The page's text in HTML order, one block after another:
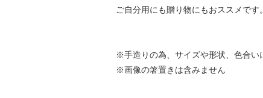
ご自分用にも贈り物にもおススメです。
※手造りの為、サイズや形状、色合い
※画像の箸置きは含みません